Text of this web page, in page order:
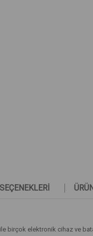
birçok elektronik cihaz ve